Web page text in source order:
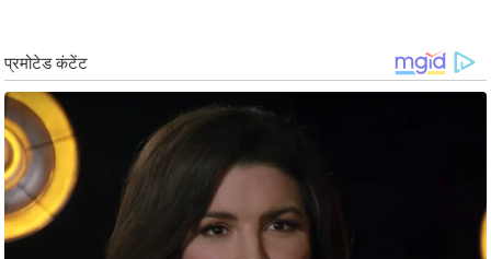
k
i
n
g
N
e
w